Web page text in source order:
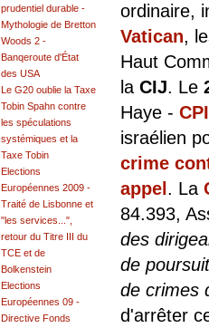
ordinaire,
Vatican,
Haut
la CIJ. Le
Haye -
israélien
crime
appel . La
84.393,
des
de
de crimes
d'arrêter
prudentiel durable -
Mythologie de Bretton
Woods 2 -
Banqeroute d'État
des USA
Le G20 oublie la Taxe
Tobin Spahn contre
les spéculations
systémiques et la
Taxe Tobin
Elections
Européennes 2009 -
Traité de Lisbonne et
"les services...",
retour du Titre III du
TCE et de
Bolkenstein
Elections
Européennes 09 -
Directive Fonds